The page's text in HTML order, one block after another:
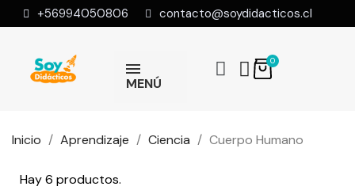
+56994050806 contacto@soydidacticos.cl
MENÚ
Inicio Aprendizaje Ciencia Cuerpo Humano
Hay 6 productos.